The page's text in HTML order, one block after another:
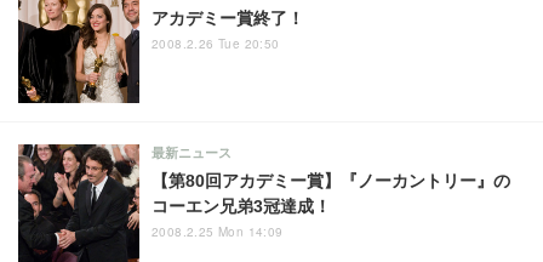
アカデミー賞終了！
2008.2.26 Tue 20:50
【第80回アカデミー賞】『ノーカントリー』の
コーエン兄弟3冠達成！
最新ニュース
2008.2.25 Mon 14:09